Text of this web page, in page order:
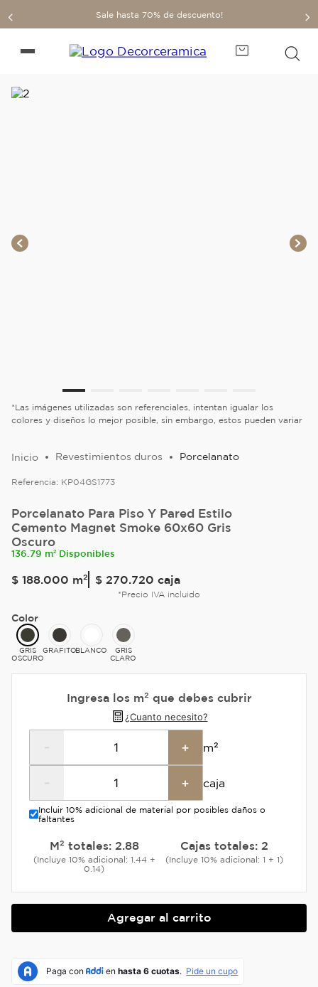
Sale hasta 70% de descuento!
*Las imágenes utilizadas son referenciales, intentan igualar los
colores y diseños lo mejor posible, sin embargo, estos pueden variar
Revestimientos duros Porcelanato
Referencia: KP04GS1773
Porcelanato Para Piso Y Pared Estilo
Cemento Magnet Smoke 60x60 Gris
Oscuro
136.79 m² Disponibles
$ 188.000 m² $ 270.720 caja
*Precio IVA incluido
Color
GRIS
OSCURO
GRAFITOBLANCO
GRIS
CLARO
Ingresa los m² que debes cubrir
¿Cuanto necesito?
- + m²
- + caja
Incluir 10% adicional de material por posibles daños o
faltantes
M² totales: 2.88
(Incluye 10% adicional: 1.44 +
0.14)
Cajas totales: 2
(Incluye 10% adicional: 1 + 1)
Agregar al carrito